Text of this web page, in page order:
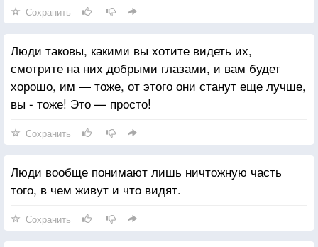
Сохранить
Люди таковы, какими вы хотите видеть их,
смотрите на них добрыми глазами, и вам будет
хорошо, им — тоже, от этого они станут еще лучше,
вы - тоже! Это — просто!
Сохранить
Люди вообще понимают лишь ничтожную часть
того, в чем живут и что видят.
Сохранить